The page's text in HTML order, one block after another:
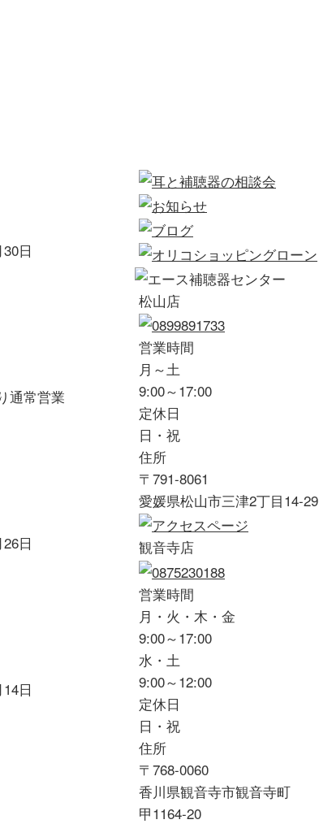
日
通常営業
日
日
松山店
営業時間
月～土
9:00～17:00
定休日
日・祝
住所
〒791-8061
愛媛県松山市三津2丁目14-29
観音寺店
営業時間
月・火・木・金
9:00～17:00
水・土
9:00～12:00
定休日
日・祝
住所
〒768-0060
香川県観音寺市観音寺町
甲1164-20